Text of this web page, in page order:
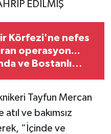
EDİLMİŞ
Körfezi'ne nefes
operasyon...
ve Bostanlı
Tayfun Mercan
ve bakımsız
“İçinde ve